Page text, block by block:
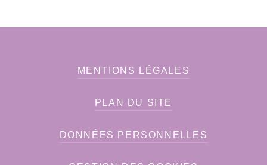
MENTIONS LÉGALES
PLAN DU SITE
DONNÉES PERSONNELLES